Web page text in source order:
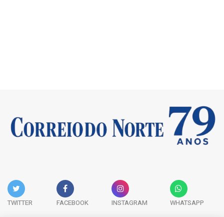
TWITTER FACEBOOK INSTAGRAM WHATSAPP